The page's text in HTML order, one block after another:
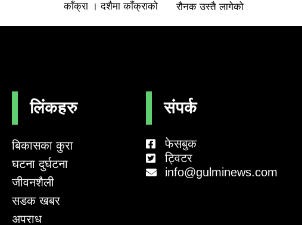
काँक्रा । दशैमा काँक्राको
रौनक उस्तै लागेको
लिंकहरु
बिकासका कुरा
घटना दुर्घटना
जीवनशैली
सडक खबर
अपराध
संपर्क
फेसबुक
ट्विटर
info@gulminews.com